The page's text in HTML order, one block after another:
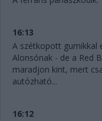
16:13
A szétkopott gumikkal
Alonsónak - de a Red
maradjon kint, mert
autózható...
16:12